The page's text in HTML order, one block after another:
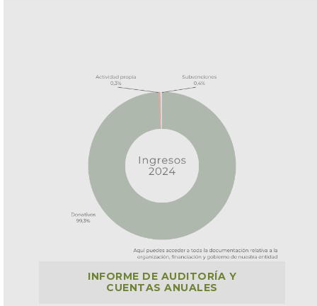
INFORME DE AUDITORÍA Y
CUENTAS ANUALES